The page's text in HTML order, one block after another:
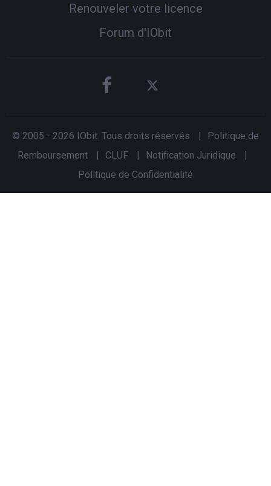
Renouveler votre licence
Forum d'IObit
© 2005 - 2026 IObit. Tous droits réservés |
Politique de
Remboursement
| CLUF | Notification Juridique
|
Politique de Confidentialité